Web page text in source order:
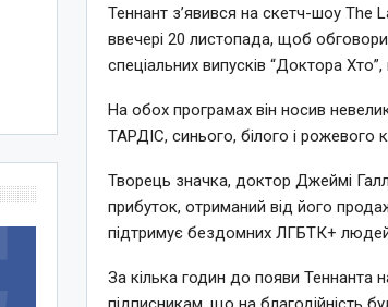
Теннант з’явився на скетч-шоу The
ввечері 20 листопада, щоб
спеціальних випусків “Доктора
На обох програмах він носив
ТАРДІС, синього, білого і рожевого
Творець значка, доктор Джеймі
прибуток, отриманий від його
підтримує бездомних ЛГБТК+ людей
За кілька годин до появи Теннанта